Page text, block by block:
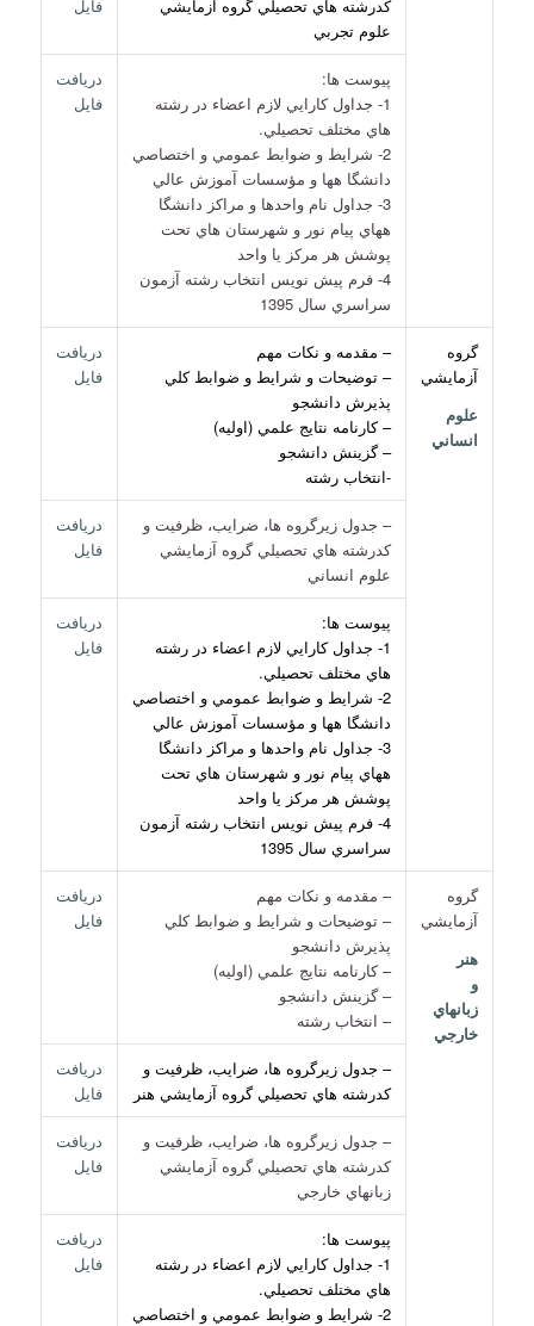
كدرشته هاي تحصيلي گروه آزمايشي
علوم تجربي
فايل
پيوست ها:
1- جداول كارايي لازم اعضاء در رشته
هاي مختلف تحصيلي.
2- شرايط و ضوابط عمومي و اختصاصي
دانشگا هها و مؤسسات آموزش عالي
3- جداول نام واحدها و مراكز دانشگا
ههاي پيام نور و شهرستان هاي تحت
پوشش هر مركز يا واحد
4- فرم پيش نويس انتخاب رشته آزمون
سراسري سال 1395
دريافت
فايل
گروه
آزمايشي
علوم
انساني
– مقدمه و نكات مهم
– توضيحات و شرايط و ضوابط كلي
پذيرش دانشجو
– كارنامه نتايج علمي (اوليه)
– گزينش دانشجو
-انتخاب رشته
دريافت
فايل
– جدول زيرگروه ها، ضرايب، ظرفيت و
كدرشته هاي تحصيلي گروه آزمايشي
علوم انساني
دريافت
فايل
پيوست ها:
1- جداول كارايي لازم اعضاء در رشته
هاي مختلف تحصيلي.
2- شرايط و ضوابط عمومي و اختصاصي
دانشگا هها و مؤسسات آموزش عالي
3- جداول نام واحدها و مراكز دانشگا
ههاي پيام نور و شهرستان هاي تحت
پوشش هر مركز يا واحد
4- فرم پيش نويس انتخاب رشته آزمون
سراسري سال 1395
دريافت
فايل
گروه
آزمايشي
هنر
و
زبانهاي
خارجي
– مقدمه و نكات مهم
– توضيحات و شرايط و ضوابط كلي
پذيرش دانشجو
– كارنامه نتايج علمي (اوليه)
– گزينش دانشجو
– انتخاب رشته
دريافت
فايل
– جدول زيرگروه ها، ضرايب، ظرفيت و
كدرشته هاي تحصيلي گروه آزمايشي هنر
دريافت
فايل
– جدول زيرگروه ها، ضرايب، ظرفيت و
كدرشته هاي تحصيلي گروه آزمايشي
زبانهاي خارجي
دريافت
فايل
پيوست ها:
1- جداول كارايي لازم اعضاء در رشته
هاي مختلف تحصيلي.
2- شرايط و ضوابط عمومي و اختصاصي
دريافت
فايل